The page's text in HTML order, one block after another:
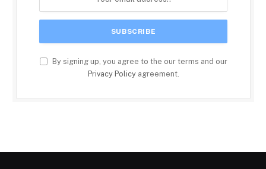
By signing up, you agree to the our terms and our
Privacy Policyagreement.